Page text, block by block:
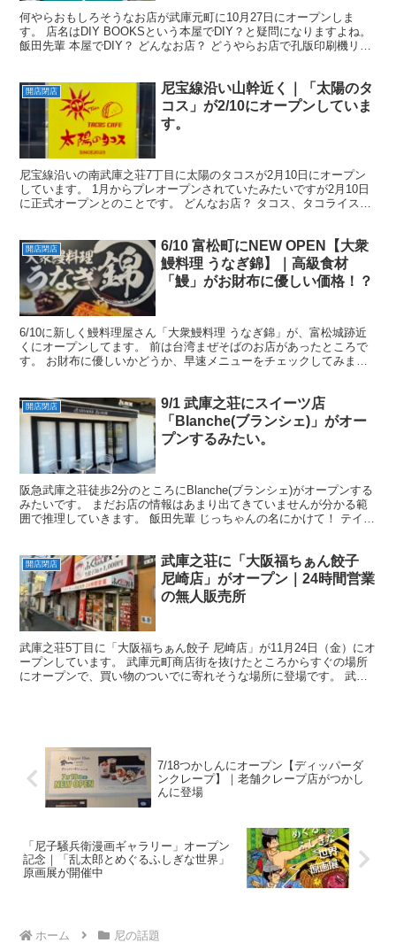
何やらおもしろそうなお店が武庫元町に10月27日にオープンしま
す。 店名はDIY BOOKSという本屋でDIY？と疑問になりますよね。
飯田先輩 本屋でDIY？ どんなお店？ どうやらお店で孔版印刷機リソ
開店閉店
尼宝線沿い山幹近く｜「太陽のタ
コス」が2/10にオープンしていま
す。
尼宝線沿いの南武庫之荘7丁目に太陽のタコスが2月10日にオープン
しています。 1月からプレオープンされていたみたいですが2月10日
に正式オープンとのことです。 どんなお店？ タコス、タコライスが
開店閉店
6/10 富松町にNEW OPEN【大衆
鰻料理 うなぎ錦】｜高級食材
「鰻」がお財布に優しい価格！？
6/10に新しく鰻料理屋さん「大衆鰻料理 うなぎ錦」が、富松城跡近
くにオープンしてます。 前は台湾まぜそばのお店があったところで
す。 お財布に優しいかどうか、早速メニューをチェックしてみまし
開店閉店
9/1 武庫之荘にスイーツ店
「Blanche(ブランシェ)」がオー
プンするみたい。
阪急武庫之荘徒歩2分のところにBlanche(ブランシェ)がオープンする
みたいです。 まだお店の情報はあまり出てきていませんが分かる範
囲で推理していきます。 飯田先輩 じっちゃんの名にかけて！ テイク
開店閉店
武庫之荘に「大阪福ちぁん餃子
尼崎店」がオープン｜24時間営業
の無人販売所
武庫之荘5丁目に「大阪福ちぁん餃子 尼崎店」が11月24日（金）にオ
ープンしています。 武庫元町商店街を抜けたところからすぐの場所
にオープンで、買い物のついでに寄れそうな場所に登場です。 武庫
7/18つかしんにオープン【ディッパーダ
ンクレープ】｜老舗クレープ店がつかし
んに登場
「尼子騒兵衛漫画ギャラリー」オープン
記念｜「乱太郎とめぐるふしぎな世界」
原画展が開催中
ホーム 尼の話題